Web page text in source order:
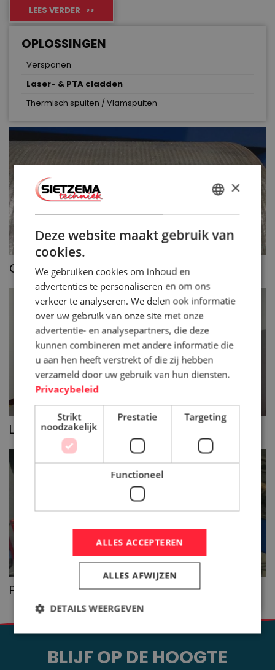
LEES VERDER >>
OPLOSSINGEN
Verspanen
Laser- & PTA cladden
Thermisch spuiten / Vlamspuiten
Conventioneel oplassen
Laser cladden
PTA cladding
BLIJF OP DE HOOGTE
×
Deze website maakt gebruik van
cookies.
We gebruiken cookies om inhoud en
advertenties te personaliseren en om ons
verkeer te analyseren. We delen ook informatie
over uw gebruik van onze site met onze
advertentie- en analysepartners, die deze
kunnen combineren met andere informatie die
u aan hen heeft verstrekt of die zij hebben
verzameld door uw gebruik van hun diensten.
Privacybeleid
Strikt
noodzakelijk
Prestatie Targeting
Functioneel
ALLES ACCEPTEREN
ALLES AFWIJZEN
DETAILS WEERGEVEN